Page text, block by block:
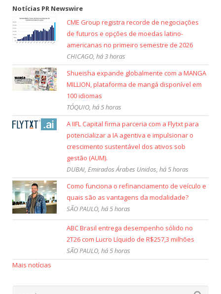
Notícias PR Newswire
CME Group registra recorde de negociações
de futuros e opções de moedas latino-
americanas no primeiro semestre de 2026
CHICAGO, há 3 horas
Shueisha expande globalmente com a MANGA
MILLION, plataforma de mangá disponível em
100 idiomas
TÓQUIO, há 5 horas
A IIFL Capital firma parceria com a Flytxt para
potencializar a IA agentiva e impulsionar o
crescimento sustentável dos ativos sob
gestão (AUM).
DUBAI, Emirados Árabes Unidos, há 5 horas
Como funciona o refinanciamento de veículo e
quais são as vantagens da modalidade?
SÃO PAULO, há 5 horas
ABC Brasil entrega desempenho sólido no
2T26 com Lucro Líquido de R$257,3 milhões
SÃO PAULO, há 5 horas
Mais notícias